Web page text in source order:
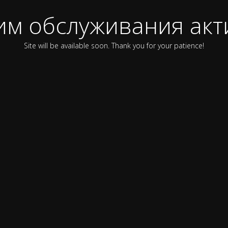
обслуживания
Site will be available soon. Thank you for your patience!